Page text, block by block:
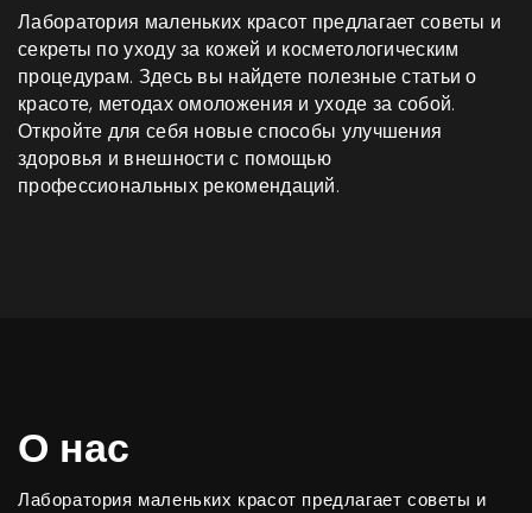
Лаборатория маленьких красот предлагает советы и
секреты по уходу за кожей и косметологическим
процедурам. Здесь вы найдете полезные статьи о
красоте, методах омоложения и уходе за собой.
Откройте для себя новые способы улучшения
здоровья и внешности с помощью
профессиональных рекомендаций.
О нас
Лаборатория маленьких красот предлагает советы и